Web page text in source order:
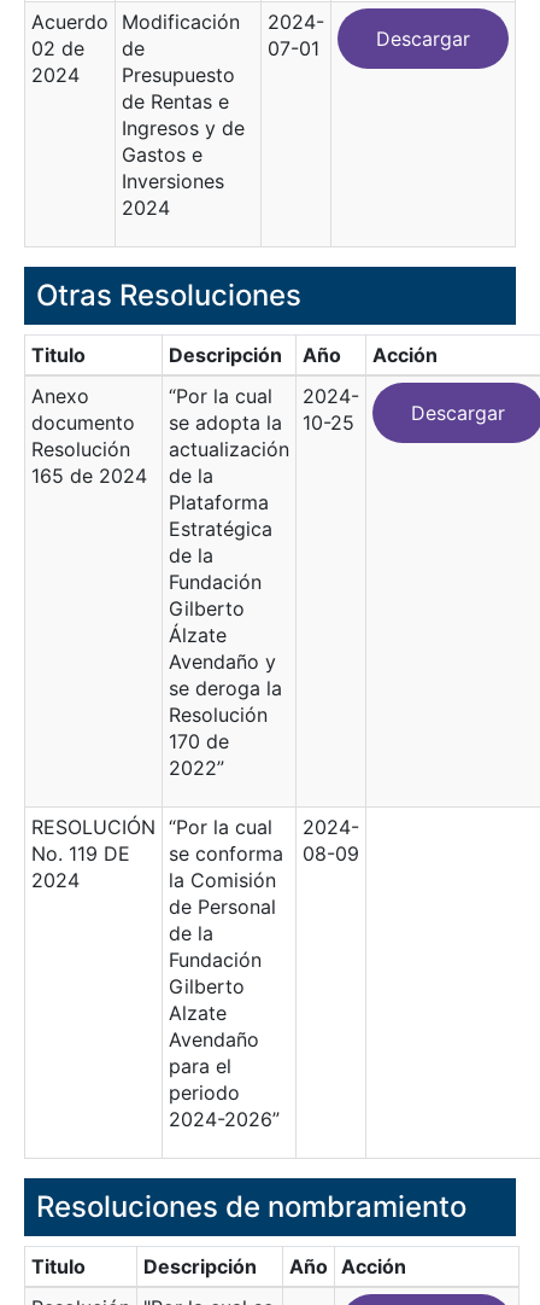
Acuerdo
02 de
2024
Modificación
de
Presupuesto
de Rentas e
Ingresos y de
Gastos e
Inversiones
2024
2024-
07-01
Descargar
Otras Resoluciones
Titulo Descripción Año
Acción
Anexo
documento
Resolución
165 de 2024
“Por la cual
se adopta la
actualización
de la
Plataforma
Estratégica
de la
Fundación
Gilberto
Álzate
Avendaño y
se deroga la
Resolución
170 de
2022”
2024-
10-25
Descargar
RESOLUCIÓN
No. 119 DE
2024
“Por la cual
se conforma
la Comisión
de Personal
de la
Fundación
Gilberto
Alzate
Avendaño
para el
periodo
2024-2026”
2024-
08-09
Resoluciones de nombramiento
Titulo Descripción Año Acción